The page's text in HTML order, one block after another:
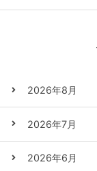
2026年8月
2026年7月
2026年6月